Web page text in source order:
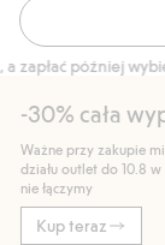
później
-30% cała
Ważne przy zakupie
działu outlet do 10.8
nie łączymy
Kup teraz